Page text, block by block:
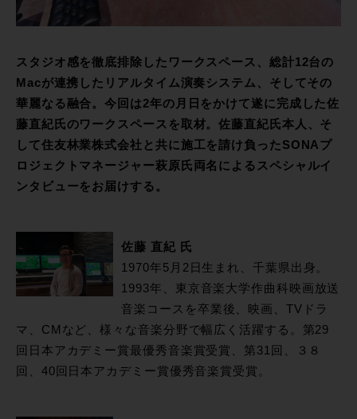
スタジオ感を徹底排除したワークスペース、総計12台の
Macが連携したリアルタイム演奏システム、そしてその
華麗なる融合。今回は2年の月日をかけて遂に完成した佐
藤直紀氏のワークスペースを取材。佐藤直紀氏本人、そ
して住友林業株式会社と共に施工を請け負ったSONAプ
ロジェクトマネージャー萩原氏両名によるスペシャルイ
ンタビューをお届けする。
佐藤 直紀 氏
1970年5月2日生まれ、千葉県出身。
1993年、東京音楽大学作曲科映画放送
音楽コースを卒業後、映画、TVドラ
マ、CMなど、様々な音楽分野で幅広く活躍する。第29
回日本アカデミー賞最優秀音楽賞受賞、第31回、３８
回、40回日本アカデミー賞優秀音楽賞受賞。